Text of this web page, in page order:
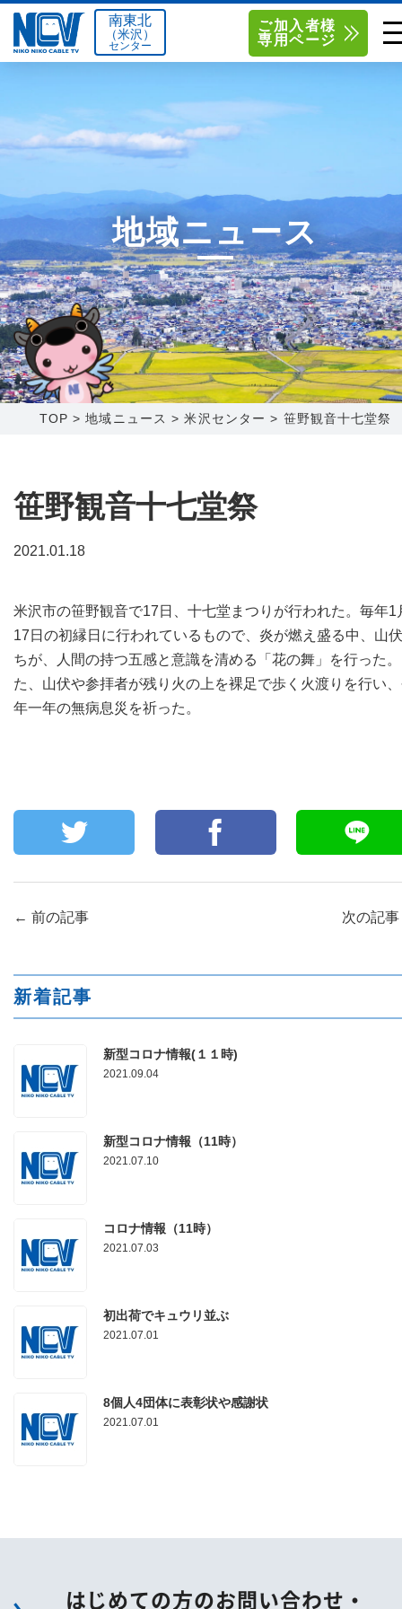
南東北センター（福島）
函館センター 0138-34-2525
新潟センター 025-210-1200
単品料金
お得なセットプラン
料金シミュレーション
サポート
Q&A
センター情報
採用情報
お問い合わせ
お申し込み
〒992-0044
山形県米沢市春日四丁目2-75
0238-24-2525
営業時間 9:00～18:00
南東北センター(福島)
〒960-8252
福島県福島市御山字一本松17-1-
1
0120-173-577
営業時間 9:15～18:00
〒041-0801
0138-34-2525
営業時間 9:00～18:00
〒950-1189
新潟県新潟市西区山田2310-39
025-210-1200
営業時間 9:00～18:00
南東北
（米沢）
センター
ご加入者様
専用ページ
地域ニュース
TOP >地域ニュース >米沢センター > 笹野観音十七堂祭
笹野観音十七堂祭
2021.01.18
米沢市の笹野観音で17日、十七堂まつりが行われた。毎年1
17日の初縁日に行われているもので、炎が燃え盛る中、山
ちが、人間の持つ五感と意識を清める「花の舞」を行った
た、山伏や参拝者が残り火の上を裸足で歩く火渡りを行い
年一年の無病息災を祈った。
← 前の記事 次の記事
新着記事
新型コロナ情報(１１時)
2021.09.04
新型コロナ情報（11時）
2021.07.10
コロナ情報（11時）
2021.07.03
初出荷でキュウリ並ぶ
2021.07.01
8個人4団体に表彰状や感謝状
2021.07.01
はじめての方のお問い合わせ・